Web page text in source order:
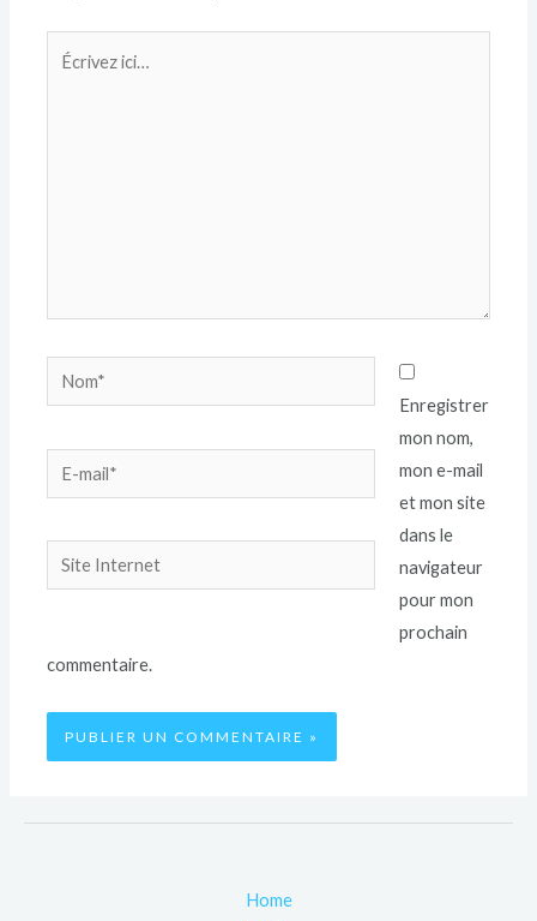
Enregistrer
mon nom,
mon e-mail
et mon site
dans le
navigateur
pour mon
prochain
commentaire.
Home